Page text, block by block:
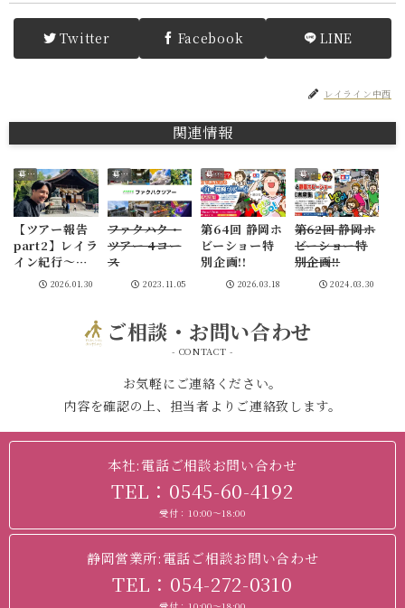
Twitter Facebook LINE
レイライン中西
関連情報
募集･お知らせ
【ツアー報告
part2】レイラ
イン紀行～牧
野宗永さんと
2026.01.30
募集･お知らせ
ファクハク・
ツアー 4コー
ス
2023.11.05
募集･お知らせ
第64回 静岡ホ
ビーショー特
別企画!!
2026.03.18
募集･お知らせ
第62回 静岡ホ
ビーショー特
別企画!!
2024.03.30
ご相談・お問い合わせ
- CONTACT -
お気軽にご連絡ください。
内容を確認の上、担当者よりご連絡致します。
本社:電話ご相談お問い合わせ
TEL：0545-60-4192
受付：10:00～18:00
静岡営業所:電話ご相談お問い合わせ
TEL：054-272-0310